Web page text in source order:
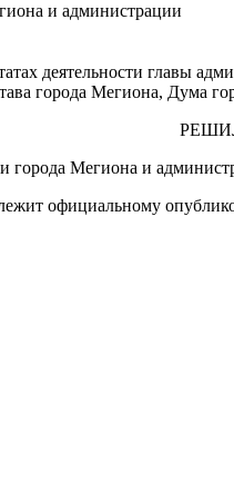
и администрации
деятельности главы
города Мегиона, Дума
города Мегиона и
официальному